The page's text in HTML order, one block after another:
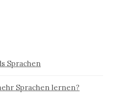
Sprachen
Sprachen lernen?